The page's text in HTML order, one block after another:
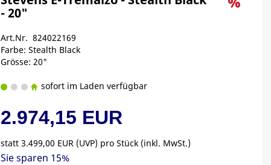
- 20"
Art.Nr. 824022169
Farbe: Stealth Black
Grösse: 20"
sofort im Laden verfügbar
2.974,15 EUR
statt3.499,00 EUR (UVP) pro Stück (inkl. MwSt.)
Sie sparen 15%